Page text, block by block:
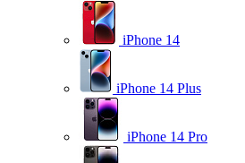
iPhone 14
iPhone 14 Plus
iPhone 14 Pro